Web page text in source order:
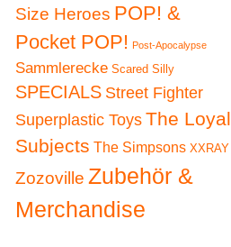
Size Heroes POP! &
Pocket POP! Post-Apocalypse
Sammlerecke Scared Silly
SPECIALS Street Fighter
Superplastic ToysThe Loyal
Subjects The Simpsons XXRAY
Zozoville Zubehör &
Merchandise